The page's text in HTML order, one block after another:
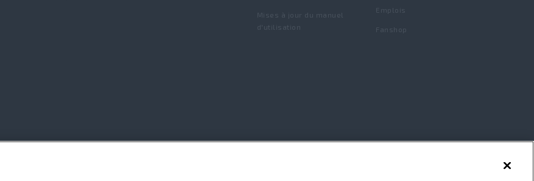
Mises à jour du manuel
d'utilisation
Emplois
Fanshop